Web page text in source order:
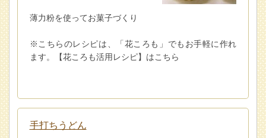
薄力粉を使ってお菓子づくり
※こちらのレシピは、「花ころも」でもお手軽に作れ
ます。【花ころも活用レシピ】はこちら
手打ちうどん